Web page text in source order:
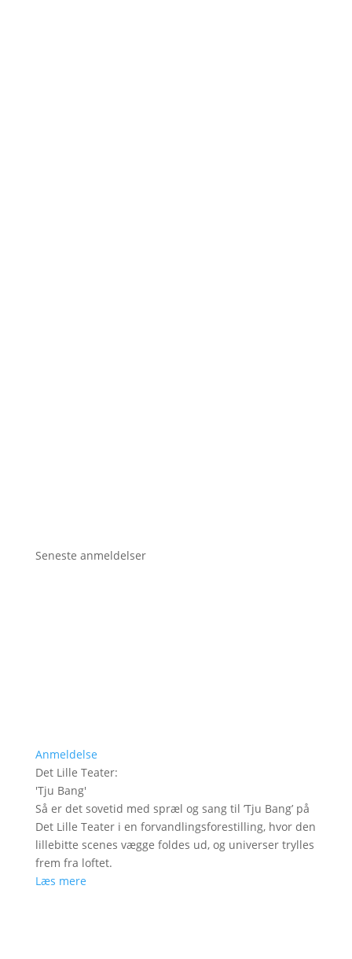
Seneste anmeldelser
Anmeldelse
Det Lille Teater:
'Tju Bang'
Så er det sovetid med spræl og sang til ’Tju Bang’ på
Det Lille Teater i en forvandlingsforestilling, hvor den
lillebitte scenes vægge foldes ud, og universer trylles
frem fra loftet.
Læs mere